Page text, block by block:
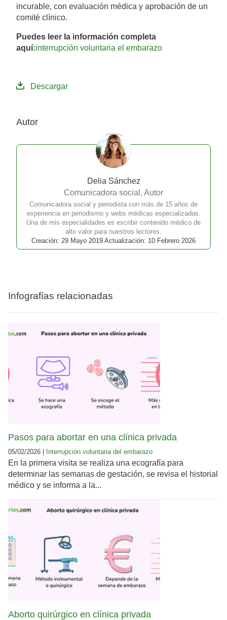
incurable, con evaluación médica y aprobación de un
comité clínico.
Puedes leer la información completa
aquí:interrupción voluntaria el embarazo
Descargar
Autor
Delia Sánchez
Comunicadora social, Autor
Comunicadora social y periodista con más de 15 años de
experiencia en periodismo y webs médicas especializadas.
Una de mis especialidades es escribir contenido médico de
alto valor para nuestros lectores.
Creación: 29 Mayo 2019 Actualización: 10 Febrero 2026
Infografías relacionadas
Pasos para abortar en una clínica privada
05/02/2026 | Interrupción voluntaria del embarazo
En la primera visita se realiza una ecografía para
determinar las semanas de gestación, se revisa el historial
médico y se informa a la...
Aborto quirúrgico en clínica privada